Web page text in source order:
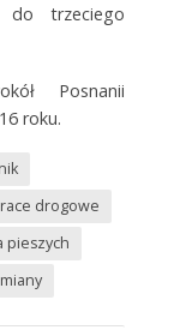
do trzeciego
Posnanii
roku.
drogowe
pieszych